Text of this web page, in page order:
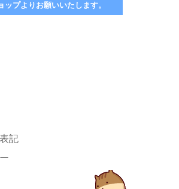
ップよりお願いいたします。
記